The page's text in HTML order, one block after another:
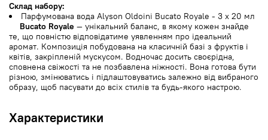
Склад набору:
Парфумована вода Alyson Oldoini Bucato Royale - 3 х 20 мл
Bucato Royale — унікальний баланс, в якому кожен знайде
те, що повністю відповідатиме уявленням про ідеальний
аромат. Композиція побудована на класичній базі з фруктів і
квітів, закріпленій мускусом. Водночас досить своєрідна,
сповнена свіжості та не позбавлена ніжності. Вона готова бути
різною, змінюватись і підлаштовуватись залежно від вибраного
образу, щоб пасувати до всіх стилів та будь-якого настрою.
Характеристики